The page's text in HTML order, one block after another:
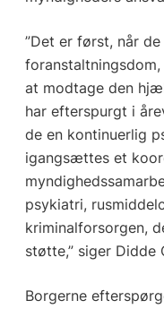
”Det er først, når
at modtage den
har efterspurgt i
de en kontinuerlig
igangsættes et
psykiatri,
kriminalforsorgen,
støtte,” siger Didde
Borgerne